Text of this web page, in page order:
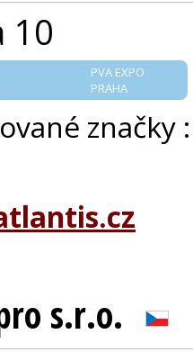
10
PVA EXPO
PRAHA
značky :
s.r.o.